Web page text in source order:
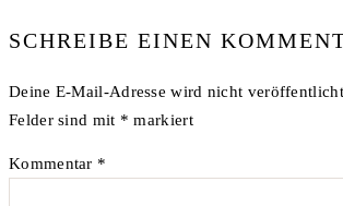
SCHREIBE EINEN
Deine E-Mail-Adresse wird nicht
Felder sind mit * markiert
Kommentar *